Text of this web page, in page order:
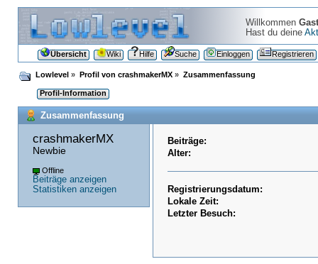
Willkommen Gast
Hast du deine
Übersicht Wiki Hilfe Suche Einloggen Registrieren
Lowlevel » Profil von crashmakerMX» Zusammenfassung
Profil-Information
Zusammenfassung
crashmakerMX
Newbie
Offline
Beiträge anzeigen
Statistiken anzeigen
Beiträge:
Alter:
Registrierungsdatum:
Lokale Zeit:
Letzter Besuch: